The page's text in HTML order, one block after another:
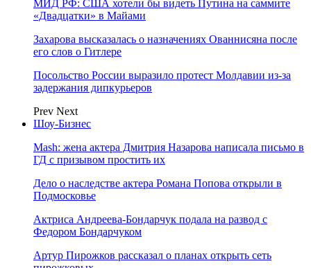
МИД РФ: США хотели бы видеть Путина на саммите
«Двадцатки» в Майами
Захарова высказалась о назначениях Ованнисяна после
его слов о Гитлере
Посольство России выразило протест Молдавии из-за
задержания дипкурьеров
Prev Next
Шоу-Бизнес
Mash: жена актера Дмитрия Назарова написала письмо в
ГД с призывом простить их
Дело о наследстве актера Романа Попова открыли в
Подмосковье
Актриса Андреева-Бондарчук подала на развод с
Федором Бондарчуком
Артур Пирожков рассказал о планах открыть сеть